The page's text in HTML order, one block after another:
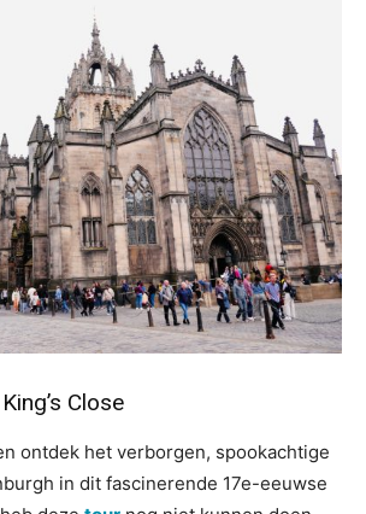
Close
ontdek het verborgen, spookachtige
in dit fascinerende 17e-eeuwse